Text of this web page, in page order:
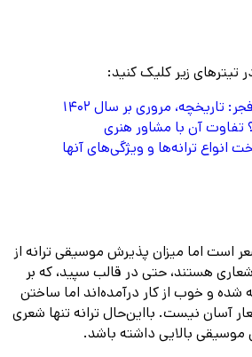
تیترهای زیر کلیک کنید:
تاریخچه، مروری بر سال 1402
آن با مشاور هنری
انواع ترانه‌ها و ویژگی‌های آنها
است اما میزان پذیرش موسیقی ترانه از
هستند، حتی در قالب سپید، که بر
شده و خوب از کار درآمده‌اند اما ساختن
آسان نیست. بااین‌حال ترانه تنها شعری
بالایی داشته باشد.